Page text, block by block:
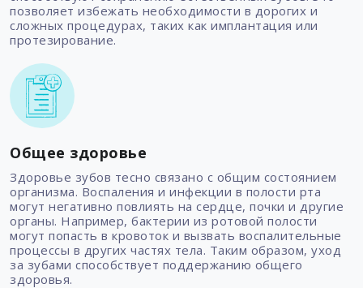
позволяет избежать необходимости в дорогих и
сложных процедурах, таких как имплантация или
протезирование.
Общее здоровье
Здоровье зубов тесно связано с общим состоянием
организма. Воспаления и инфекции в полости рта
могут негативно повлиять на сердце, почки и другие
органы. Например, бактерии из ротовой полости
могут попасть в кровоток и вызвать воспалительные
процессы в других частях тела. Таким образом, уход
за зубами способствует поддержанию общего
здоровья.